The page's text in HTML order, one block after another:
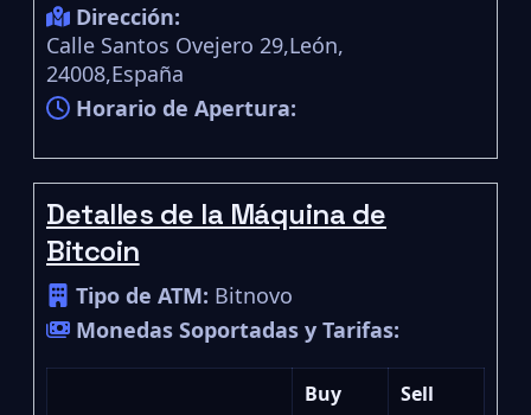
Dirección:
Calle Santos Ovejero 29,León,
24008,España
Horario de Apertura:
Detalles de la Máquina de
Bitcoin
Tipo de ATM: Bitnovo
Monedas Soportadas y Tarifas:
Buy
Sell